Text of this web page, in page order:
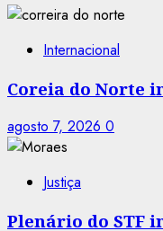
Internacional
Coreia do Norte
agosto 7, 2026 0
Justiça
Plenário do STF